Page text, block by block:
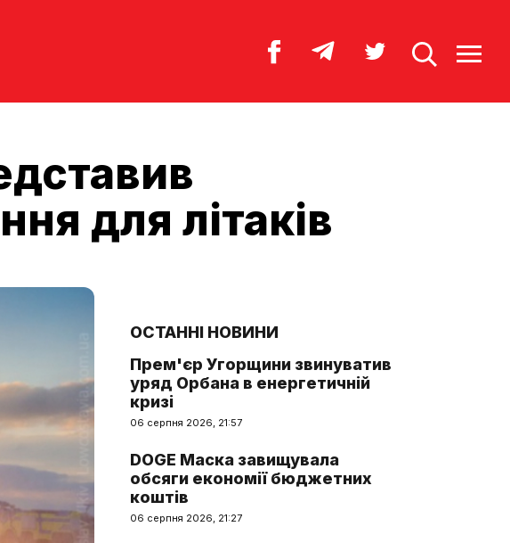
для літаків
ОСТАННІ НОВИНИ
Прем'єр Угорщини звинуватив
уряд Орбана в енергетичній
кризі
06 серпня 2026, 21:57
DOGE Маска завищувала
обсяги економії бюджетних
коштів
06 серпня 2026, 21:27